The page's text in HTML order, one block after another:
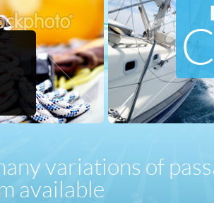
variations of
available